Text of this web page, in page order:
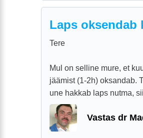
Laps oksendab
Tere
Mul on selline mure, et
jäämist (1-2h) oksandab.
une hakkab laps nutma,
Vastas dr